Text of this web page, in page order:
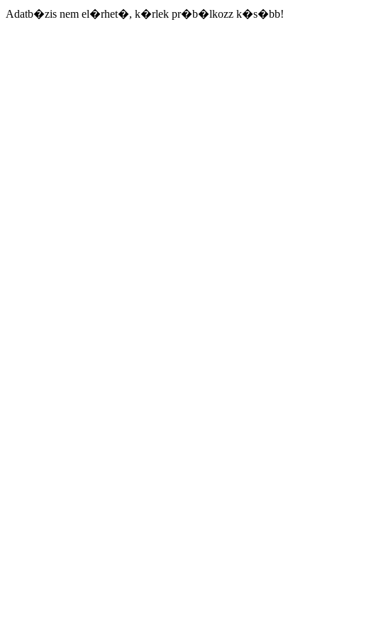
Adatb�zis nem el�rhet�, k�rlek pr�b�lkozz k�s�bb!